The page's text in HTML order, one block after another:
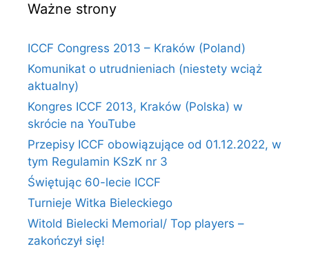
Ważne strony
ICCF Congress 2013 – Kraków (Poland)
Komunikat o utrudnieniach (niestety wciąż
aktualny)
Kongres ICCF 2013, Kraków (Polska) w
skrócie na YouTube
Przepisy ICCF obowiązujące od 01.12.2022, w
tym Regulamin KSzK nr 3
Świętując 60-lecie ICCF
Turnieje Witka Bieleckiego
Witold Bielecki Memorial/ Top players –
zakończył się!